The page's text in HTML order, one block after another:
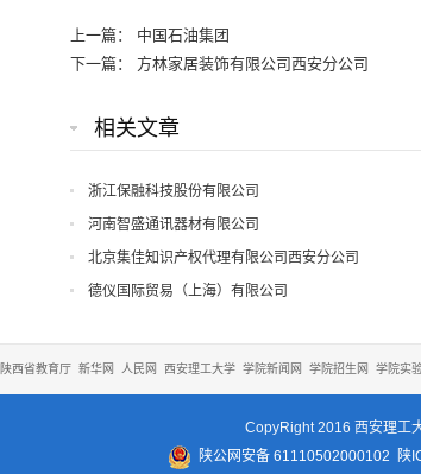
上一篇： 中国石油集团
下一篇： 方林家居装饰有限公司西安分公司
相关文章
浙江保融科技股份有限公司
河南智盛通讯器材有限公司
北京集佳知识产权代理有限公司西安分公司
德仪国际贸易（上海）有限公司
陕西省教育厅 新华网 人民网 西安理工大学 学院新闻网 学院招生网 学院实
CopyRight 2016 西安理工
陕公网安备 61110502000102
陕